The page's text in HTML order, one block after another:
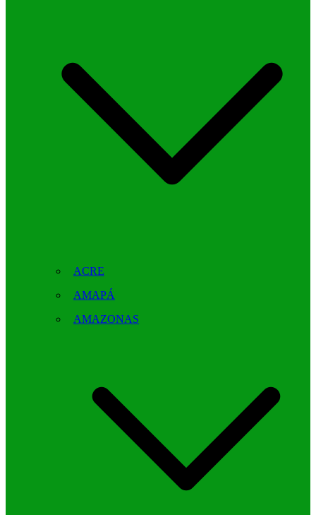
ACRE
AMAPÁ
AMAZONAS